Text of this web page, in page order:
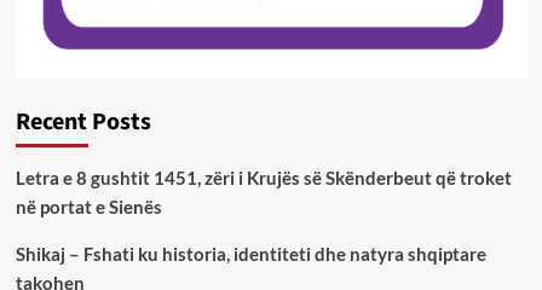
Recent Posts
Letra e 8 gushtit 1451, zëri i Krujës së Skënderbeut që troket
në portat e Sienës
Shikaj – Fshati ku historia, identiteti dhe natyra shqiptare
takohen